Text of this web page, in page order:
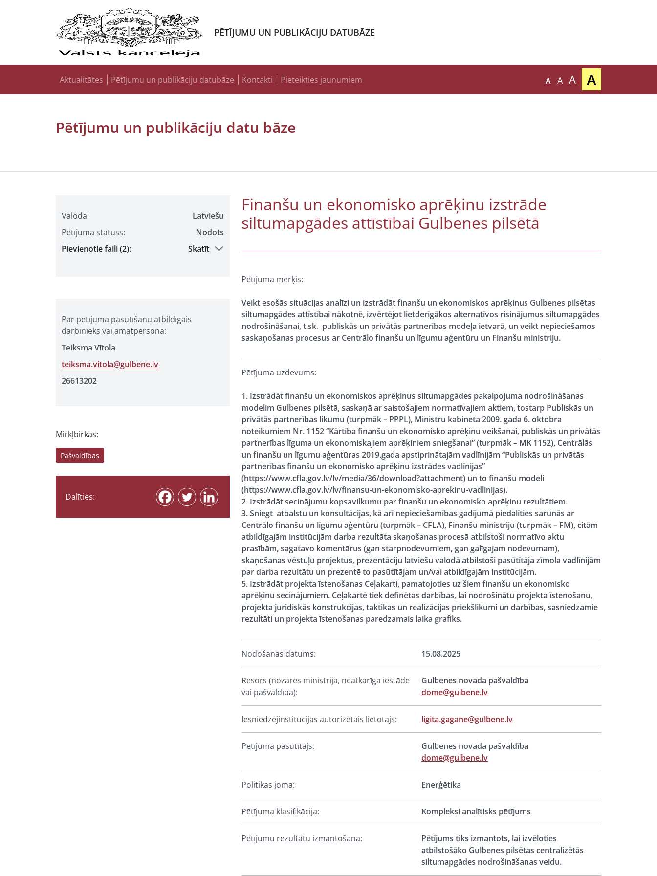
PĒTĪJUMU UN PUBLIKĀCIJU DATUBĀZE
Aktualitātes Pētījumu un publikāciju datubāze Kontakti Pieteikties jaunumiem A A A A
Pētījumu un publikāciju datu bāze
Valoda:
Latviešu
Pētījuma statuss:
Nodots
Pievienotie faili (2):
Skatīt
Par pētījuma pasūtīšanu atbildīgais
darbinieks vai amatpersona:
Teiksma Vītola
teiksma.vitola@gulbene.lv
26613202
Mirkļbirkas:
Pašvaldības
Dalīties:
Finanšu un ekonomisko aprēķinu izstrāde
siltumapgādes attīstībai Gulbenes pilsētā
Pētījuma mērķis:
Veikt esošās situācijas analīzi un izstrādāt finanšu un ekonomiskos aprēķinus Gulbenes pilsētas
siltumapgādes attīstībai nākotnē, izvērtējot lietderīgākos alternatīvos risinājumus siltumapgādes
nodrošināšanai, t.sk. publiskās un privātās partnerības modeļa ietvarā, un veikt nepieciešamos
saskaņošanas procesus ar Centrālo finanšu un līgumu aģentūru un Finanšu ministriju.
Pētījuma uzdevums:
1. Izstrādāt finanšu un ekonomiskos aprēķinus siltumapgādes pakalpojuma nodrošināšanas
modelim Gulbenes pilsētā, saskaņā ar saistošajiem normatīvajiem aktiem, tostarp Publiskās un
privātās partnerības likumu (turpmāk – PPPL), Ministru kabineta 2009. gada 6. oktobra
noteikumiem Nr. 1152 “Kārtība finanšu un ekonomisko aprēķinu veikšanai, publiskās un privātās
partnerības līguma un ekonomiskajiem aprēķiniem sniegšanai” (turpmāk – MK 1152), Centrālās
un finanšu un līgumu aģentūras 2019.gada apstiprinātajām vadlīnijām “Publiskās un privātās
partnerības finanšu un ekonomisko aprēķinu izstrādes vadlīnijas”
(https://www.cfla.gov.lv/lv/media/36/download?attachment) un to finanšu modeli
(https://www.cfla.gov.lv/lv/finansu-un-ekonomisko-aprekinu-vadlinijas).
2. Izstrādāt secinājumu kopsavilkumu par finanšu un ekonomisko aprēķinu rezultātiem.
3. Sniegt atbalstu un konsultācijas, kā arī nepieciešamības gadījumā piedalīties sarunās ar
Centrālo finanšu un līgumu aģentūru (turpmāk – CFLA), Finanšu ministriju (turpmāk – FM), citām
atbildīgajām institūcijām darba rezultāta skaņošanas procesā atbilstoši normatīvo aktu
prasībām, sagatavo komentārus (gan starpnodevumiem, gan galīgajam nodevumam),
skaņošanas vēstuļu projektus, prezentāciju latviešu valodā atbilstoši pasūtītāja zīmola vadlīnijām
par darba rezultātu un prezentē to pasūtītājam un/vai atbildīgajām institūcijām.
5. Izstrādāt projekta īstenošanas Ceļakarti, pamatojoties uz šiem finanšu un ekonomisko
aprēķinu secinājumiem. Ceļakartē tiek definētas darbības, lai nodrošinātu projekta īstenošanu,
projekta juridiskās konstrukcijas, taktikas un realizācijas priekšlikumi un darbības, sasniedzamie
rezultāti un projekta īstenošanas paredzamais laika grafiks.
Nodošanas datums: 15.08.2025
Resors (nozares ministrija, neatkarīga iestāde
vai pašvaldība):
Gulbenes novada pašvaldība
dome@gulbene.lv
Iesniedzējinstitūcijas autorizētais lietotājs: ligita.gagane@gulbene.lv
Pētījuma pasūtītājs:
Gulbenes novada pašvaldība
dome@gulbene.lv
Politikas joma: Enerģētika
Pētījuma klasifikācija: Kompleksi analītisks pētījums
Pētījumu rezultātu izmantošana:
Pētījums tiks izmantots, lai izvēloties
atbilstošāko Gulbenes pilsētas centralizētās
siltumapgādes nodrošināšanas veidu.